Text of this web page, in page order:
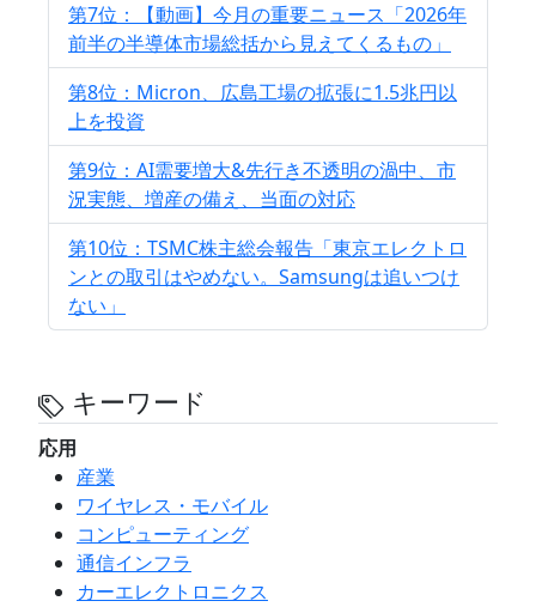
第7位：【動画】今月の重要ニュース「2026年
前半の半導体市場総括から見えてくるもの」
第8位：Micron、広島工場の拡張に1.5兆円以
上を投資
第9位：AI需要増大&先行き不透明の渦中、市
況実態、増産の備え、当面の対応
第10位：TSMC株主総会報告「東京エレクトロ
ンとの取引はやめない。Samsungは追いつけ
ない」
キーワード
応用
産業
ワイヤレス・モバイル
コンピューティング
通信インフラ
カーエレクトロニクス